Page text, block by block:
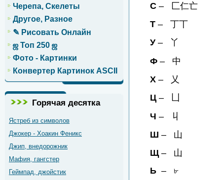
Черепа, Скелеты
Другое, Разное
✎ Рисовать Онлайн
ஜ Топ 250 ஜ
Фото - Картинки
Конвертер Картинок ASCII
Горячая десятка
Ястреб из символов
Джокер - Хоакин Феникс
Джип, внедорожник
Мафия, гангстер
Геймпад, джойстик
С – 匚仁亡
Т – 丁丅
У– 丫
Ф – 中
Х – 乂
Ц – 凵
Ч – 丩
Ш – 山
Щ– 山
Ь – ৮